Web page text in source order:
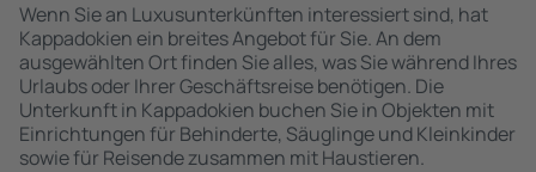
Wenn Sie an Luxusunterkünften interessiert sind, hat
Kappadokien ein breites Angebot für Sie. An dem
ausgewählten Ort finden Sie alles, was Sie während Ihres
Urlaubs oder Ihrer Geschäftsreise benötigen. Die
Unterkunft in Kappadokien buchen Sie in Objekten mit
Einrichtungen für Behinderte, Säuglinge und Kleinkinder
sowie für Reisende zusammen mit Haustieren.